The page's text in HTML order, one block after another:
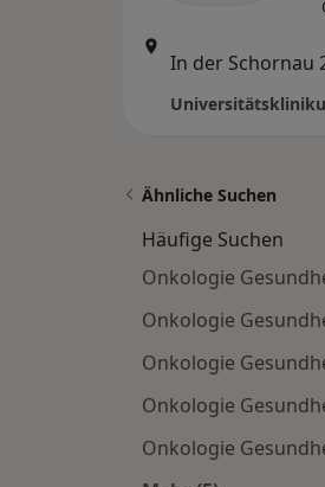
Ähnliche Suchen
Häufige Suchen
Onkologie
Onkologie
Onkologie
Onkologie
Onkologie